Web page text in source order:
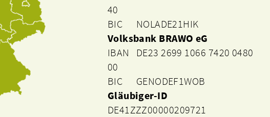
40
BIC NOLADE21HIK
Volksbank BRAWO eG
IBAN DE23 2699 1066 7420 0480
00
BIC GENODEF1WOB
Gläubiger-ID
DE41ZZZ00000209721